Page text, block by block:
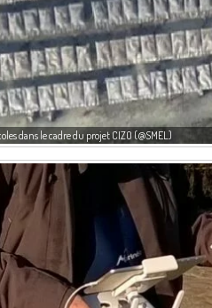
dans le cadre du projet CIZO (@SMEL)